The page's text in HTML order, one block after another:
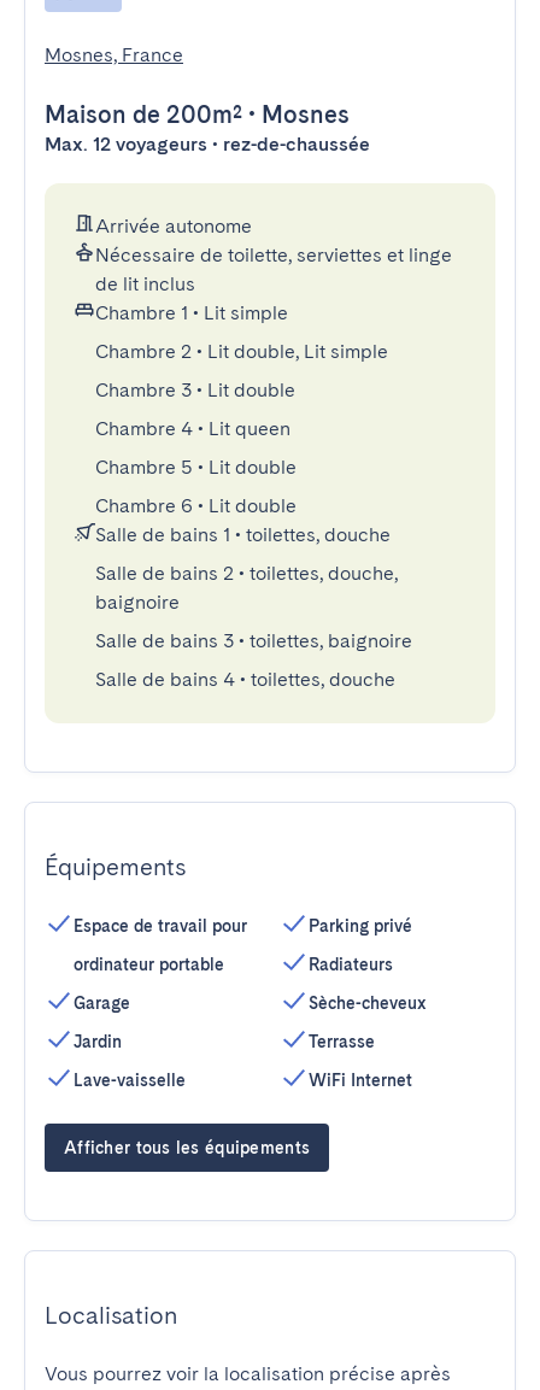
Mosnes, France
Maison de 200m² • Mosnes
Max. 12 voyageurs • rez-de-chaussée
Arrivée autonome
Nécessaire de toilette, serviettes et linge
de lit inclus
Chambre 1 • Lit simple
Chambre 2 • Lit double, Lit simple
Chambre 3 • Lit double
Chambre 4 • Lit queen
Chambre 5 • Lit double
Chambre 6 • Lit double
Salle de bains 1 • toilettes, douche
Salle de bains 2 • toilettes, douche,
baignoire
Salle de bains 3 • toilettes, baignoire
Salle de bains 4 • toilettes, douche
Équipements
Espace de travail pour
ordinateur portable
Garage
Jardin
Lave-vaisselle
Parking privé
Radiateurs
Sèche-cheveux
Terrasse
WiFi Internet
Afficher tous les équipements
Localisation
Vous pourrez voir la localisation précise après